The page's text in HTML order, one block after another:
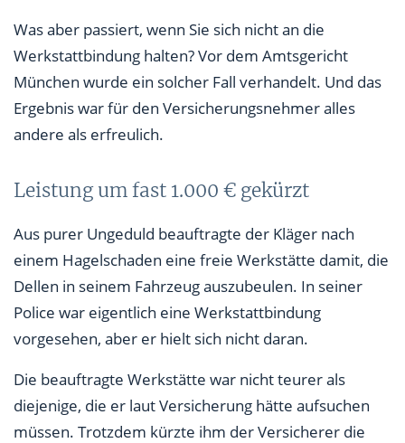
Was aber passiert, wenn Sie sich nicht an die
Werkstattbindung halten? Vor dem Amtsgericht
München wurde ein solcher Fall verhandelt. Und das
Ergebnis war für den Versicherungsnehmer alles
andere als erfreulich.
Leistung um fast 1.000 € gekürzt
Aus purer Ungeduld beauftragte der Kläger nach
einem Hagelschaden eine freie Werkstätte damit, die
Dellen in seinem Fahrzeug auszubeulen. In seiner
Police war eigentlich eine Werkstattbindung
vorgesehen, aber er hielt sich nicht daran.
Die beauftragte Werkstätte war nicht teurer als
diejenige, die er laut Versicherung hätte aufsuchen
müssen. Trotzdem kürzte ihm der Versicherer die